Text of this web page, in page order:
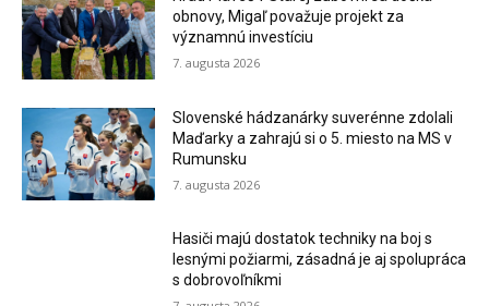
obnovy, Migaľ považuje projekt za
významnú investíciu
7. augusta 2026
Slovenské hádzanárky suverénne zdolali
Maďarky a zahrajú si o 5. miesto na MS v
Rumunsku
7. augusta 2026
Hasiči majú dostatok techniky na boj s
lesnými požiarmi, zásadná je aj spolupráca
s dobrovoľníkmi